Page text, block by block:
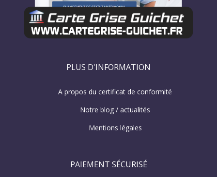
PLUS D'INFORMATION
A propos du certificat de conformité
Notre blog / actualités
Mentions légales
PAIEMENT SÉCURISÉ